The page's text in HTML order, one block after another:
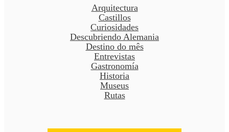
Arquitectura
Castillos
Curiosidades
Descubriendo Alemania
Destino do mês
Entrevistas
Gastronomía
Historia
Museus
Rutas